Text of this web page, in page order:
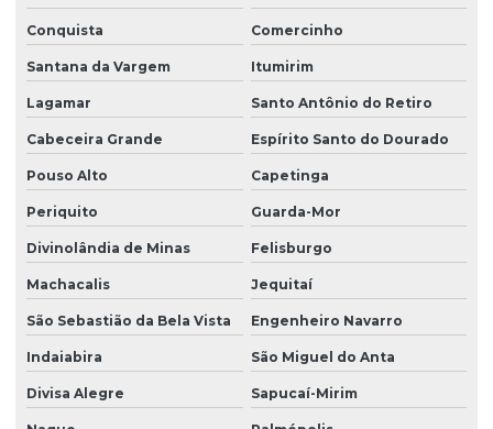
Conquista Comercinho
Santana da Vargem Itumirim
Lagamar Santo Antônio do Retiro
Cabeceira Grande Espírito Santo do Dourado
Pouso Alto Capetinga
Periquito Guarda-Mor
Divinolândia de Minas Felisburgo
Machacalis Jequitaí
São Sebastião da Bela Vista Engenheiro Navarro
Indaiabira São Miguel do Anta
Divisa Alegre Sapucaí-Mirim